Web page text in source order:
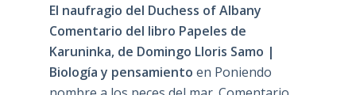
El naufragio del Duchess of Albany
Comentario del libro Papeles de
Karuninka, de Domingo Lloris Samo |
Biología y pensamiento en Poniendo